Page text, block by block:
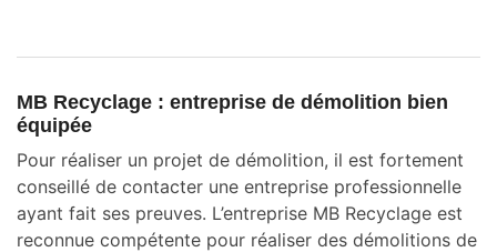
MB Recyclage : entreprise de démolition bien
équipée
Pour réaliser un projet de démolition, il est fortement
conseillé de contacter une entreprise professionnelle
ayant fait ses preuves. L’entreprise MB Recyclage est
reconnue compétente pour réaliser des démolitions de